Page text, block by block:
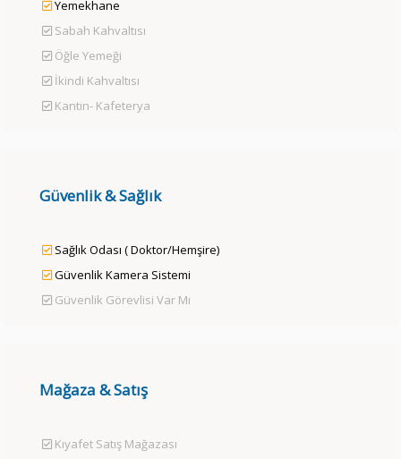
Yemekhane
Sabah Kahvaltısı
Öğle Yemeği
İkindi Kahvaltısı
Kantin- Kafeterya
Güvenlik & Sağlık
Sağlık Odası ( Doktor/Hemşire)
Güvenlik Kamera Sistemi
Güvenlik Görevlisi Var Mı
Mağaza & Satış
Kıyafet Satış Mağazası